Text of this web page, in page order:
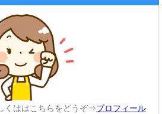
くははこちらをどうぞ⇒プロフィール